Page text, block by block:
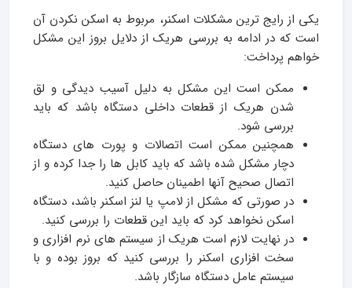
یکی از رایج ترین مشکلات اسکنر، مربوط به اسکن نکردن آن
است که در ادامه به بررسی هریک از دلایل بروز این مشکل
خواهم پرداخت:
ممکن است این مشکل به دلیل آسیب دیدگی و لق
شدن هریک از قطعات داخلی دستگاه باشد که باید
بررسی شود.
همچنین ممکن است اتصالات و پورت های دستگاه
دچار مشکل شده باشد که باید کابل ها را جدا کرده و از
اتصال صحیح آنها اطمینان حاصل کنید.
در صورتی که مشکل از لامپ یا لنز اسکنر باشد، دستگاه
اسکن نخواهد کرد که باید این قطعات را بررسی کنید.
در نهایت لازم است هریک از سیستم های نرم افزاری و
سخت افزاری اسکنر را بررسی کنید که بروز بوده و با
سیستم عامل دستگاه سازگار باشد.